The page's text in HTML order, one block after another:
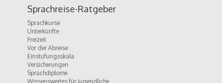
Sprachreise-Ratgeber
Sprachkurse
Unterkünfte
Freizeit
Vor der Abreise
Einstufungsskala
Versicherungen
Sprachdiplome
Wissenswertes für Jugendliche